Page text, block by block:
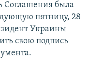
Соглашения была
пятницу, 28
Украины
свою подпись